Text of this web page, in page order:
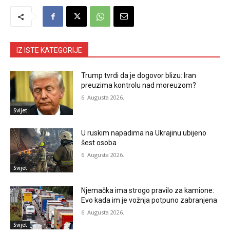
IZ ISTE KATEGORIJE
Svijet
Trump tvrdi da je dogovor blizu: Iran
preuzima kontrolu nad moreuzom?
6. Augusta 2026.
Svijet
U ruskim napadima na Ukrajinu ubijeno
šest osoba
6. Augusta 2026.
Svijet
Njemačka ima strogo pravilo za kamione:
Evo kada im je vožnja potpuno zabranjena
6. Augusta 2026.